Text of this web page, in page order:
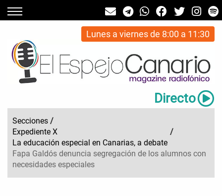
Lunes a viernes de 8:00 a 11:30
Directo
Secciones /
Expediente X
La educación especial en Canarias, a debate
/
Fapa Galdós denuncia segregación de los alumnos con
necesidades especiales